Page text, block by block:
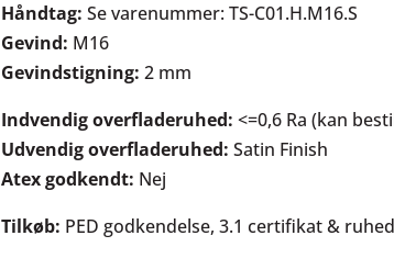
Håndtag: Se varenummer: TS-C01.H.M16.S
Gevind: M16
Gevindstigning: 2 mm
Indvendig overfladeruhed: <=0,6 Ra (kan
Udvendig overfladeruhed: Satin Finish
Atex godkendt: Nej
Tilkøb: PED godkendelse, 3.1 certifikat &